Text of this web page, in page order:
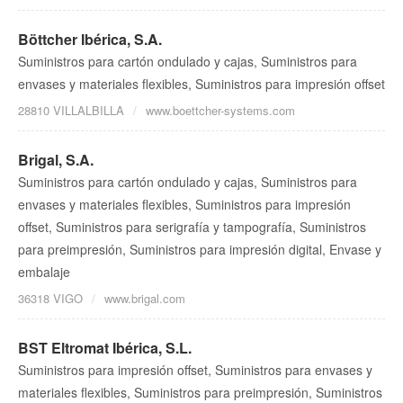
Böttcher Ibérica, S.A.
Suministros para cartón ondulado y cajas, Suministros para
envases y materiales flexibles, Suministros para impresión offset
28810 VILLALBILLA www.boettcher-systems.com
Brigal, S.A.
Suministros para cartón ondulado y cajas, Suministros para
envases y materiales flexibles, Suministros para impresión
offset, Suministros para serigrafía y tampografía, Suministros
para preimpresión, Suministros para impresión digital, Envase y
embalaje
36318 VIGO www.brigal.com
BST Eltromat Ibérica, S.L.
Suministros para impresión offset, Suministros para envases y
materiales flexibles, Suministros para preimpresión, Suministros